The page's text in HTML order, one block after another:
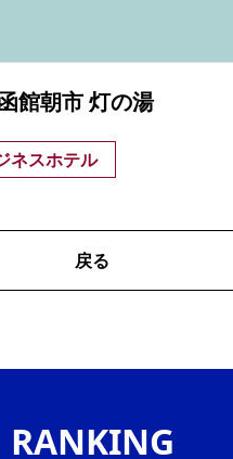
館朝市 灯の湯
ネスホテル
戻る